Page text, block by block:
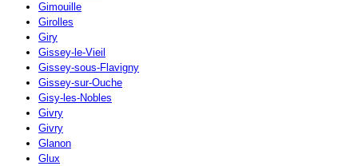
Gimouille
Girolles
Giry
Gissey-le-Vieil
Gissey-sous-Flavigny
Gissey-sur-Ouche
Gisy-les-Nobles
Givry
Givry
Glanon
Glux